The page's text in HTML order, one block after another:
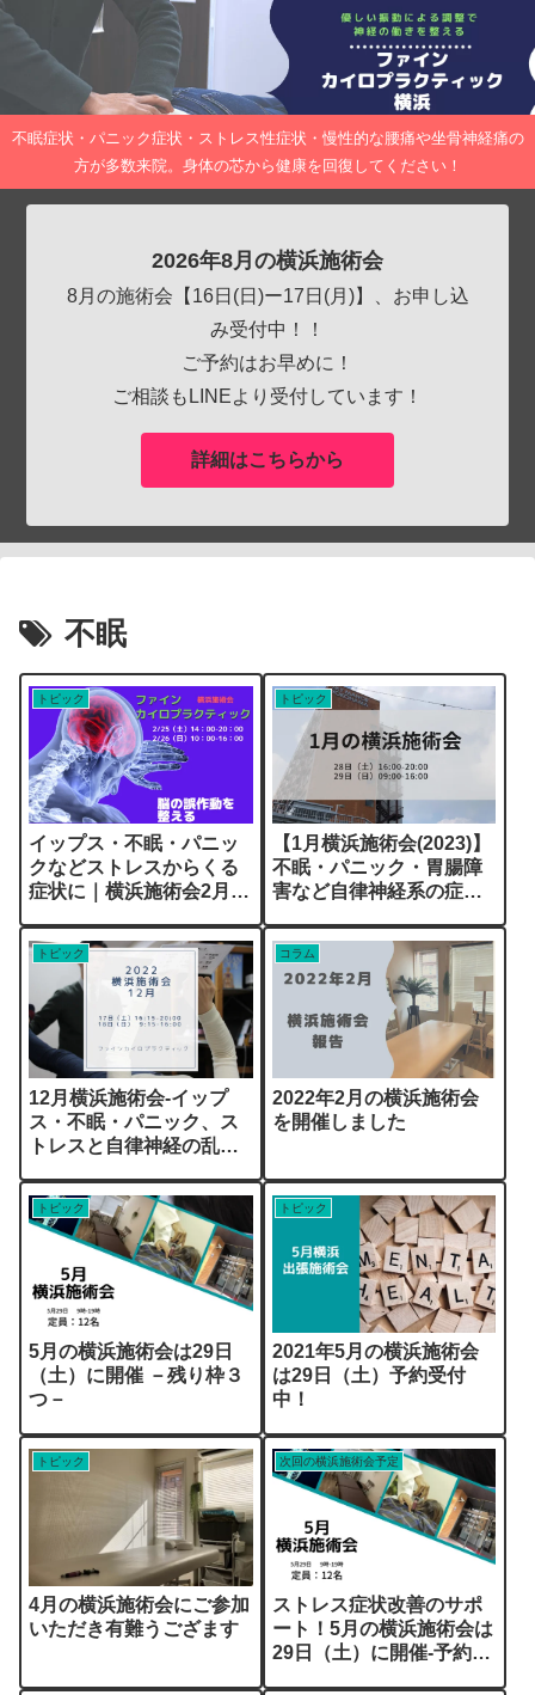
不眠症状・パニック症状・ストレス性症状・慢性的な腰痛や坐骨神経痛の
方が多数来院。身体の芯から健康を回復してください！
2026年8月の横浜施術会
8月の施術会【16日(日)ー17日(月)】、お申し込
み受付中！！
ご予約はお早めに！
ご相談もLINEより受付しています！
詳細はこちらから
不眠
トピック
イップス・不眠・パニッ
クなどストレスからくる
症状に｜横浜施術会2月
トピック
【1月横浜施術会(2023)】
不眠・パニック・胃腸障
害など自律神経系の症状
トピック
12月横浜施術会-イップ
ス・不眠・パニック、ス
トレスと自律神経の乱れ
新）
コラム
2022年2月の横浜施術会
を開催しました
トピック
5月の横浜施術会は29日
（土）に開催 －残り枠３
つ－
トピック
2021年5月の横浜施術会
は29日（土）予約受付
中！
トピック
4月の横浜施術会にご参加
いただき有難うござます
次回の横浜施術会予定
ストレス症状改善のサポ
ート！5月の横浜施術会は
29日（土）に開催-予約受